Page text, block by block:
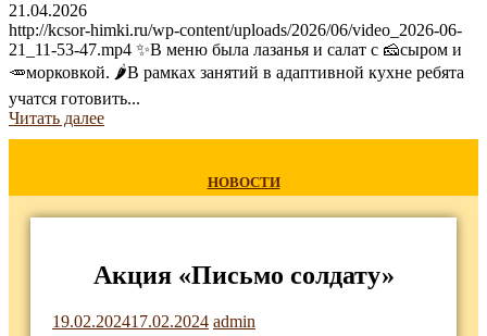
21.04.2026
http://kcsor-himki.ru/wp-content/uploads/2026/06/video_2026-06-
21_11-53-47.mp4 ✨В меню была лазанья и салат с 🧀сыром и
🥕морковкой. 🌶В рамках занятий в адаптивной кухне ребята
учатся готовить...
Читать далее
НОВОСТИ
Акция «Письмо солдату»
19.02.202417.02.2024 admin